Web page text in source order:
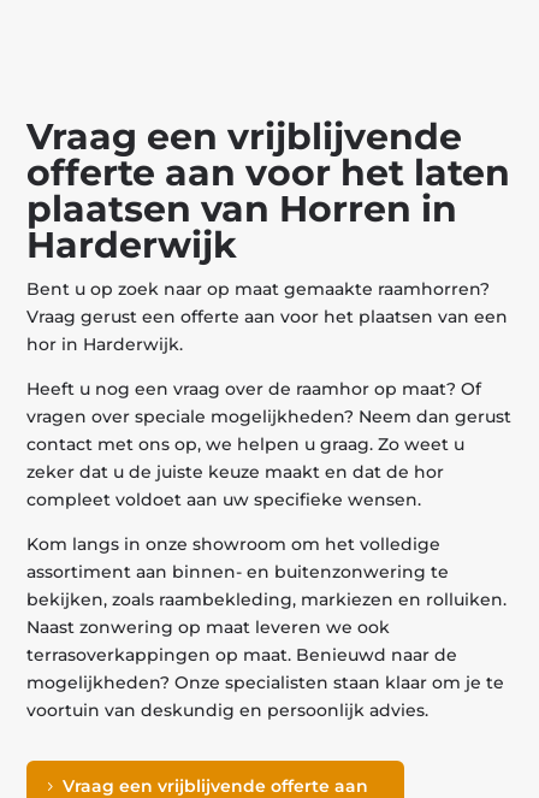
Vraag een vrijblijvende
offerte aan voor het laten
plaatsen van Horren in
Harderwijk
Bent u op zoek naar op maat gemaakte raamhorren?
Vraag gerust een offerte aan voor het plaatsen van een
hor in Harderwijk.
Heeft u nog een vraag over de raamhor op maat? Of
vragen over speciale mogelijkheden? Neem dan gerust
contact met ons op, we helpen u graag. Zo weet u
zeker dat u de juiste keuze maakt en dat de hor
compleet voldoet aan uw specifieke wensen.
Kom langs in onze showroom om het volledige
assortiment aan binnen- en buitenzonwering te
bekijken, zoals raambekleding, markiezen en rolluiken.
Naast zonwering op maat leveren we ook
terrasoverkappingen op maat. Benieuwd naar de
mogelijkheden? Onze specialisten staan klaar om je te
voortuin van deskundig en persoonlijk advies.
Vraag een vrijblijvende offerte aan